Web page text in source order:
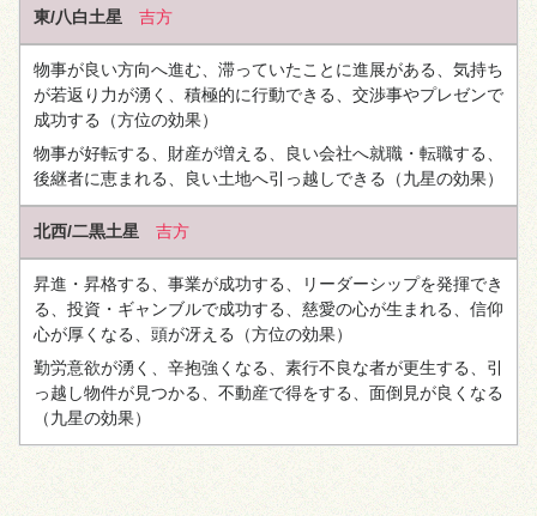
東/八白土星 吉方
物事が良い方向へ進む、滞っていたことに進展がある、気持ち
が若返り力が湧く、積極的に行動できる、交渉事やプレゼンで
成功する （方位の効果）
物事が好転する、財産が増える、良い会社へ就職・転職する、
後継者に恵まれる、良い土地へ引っ越しできる （九星の効果）
北西/二黒土星 吉方
昇進・昇格する、事業が成功する、リーダーシップを発揮でき
る、投資・ギャンブルで成功する、慈愛の心が生まれる、信仰
心が厚くなる、頭が冴える （方位の効果）
勤労意欲が湧く、辛抱強くなる、素行不良な者が更生する、引
っ越し物件が見つかる、不動産で得をする、面倒見が良くなる
（九星の効果）